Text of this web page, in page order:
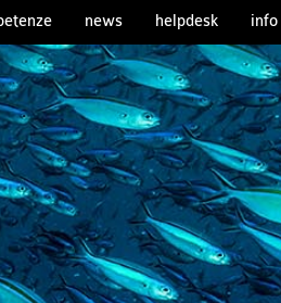
news helpdesk info